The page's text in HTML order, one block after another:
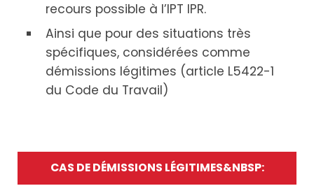
recours possible à l’IPT IPR.
Ainsi que pour des situations très
spécifiques, considérées comme
démissions légitimes (article L5422-1
du Code du Travail)
CAS DE DÉMISSIONS LÉGITIMES&NBSP: